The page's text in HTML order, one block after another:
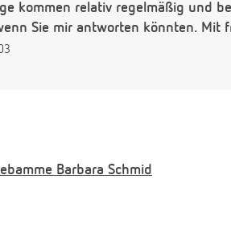
kommen relativ regelmäßig und
Sie mir antworten könnten. Mit
Barbara Schmid